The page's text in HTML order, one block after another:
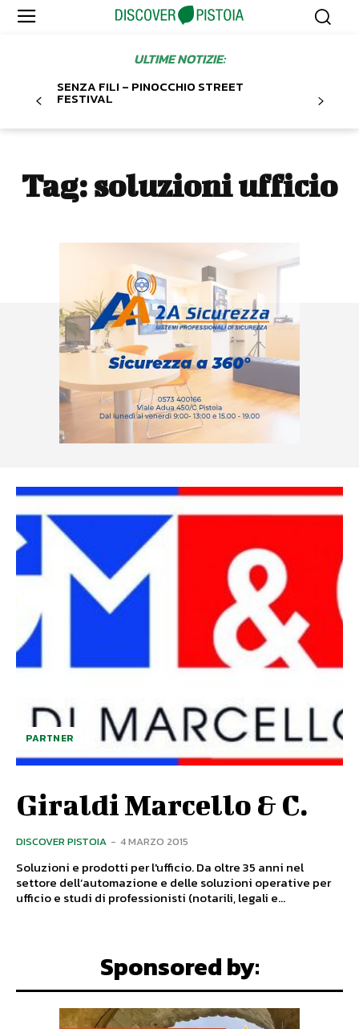
ULTIME NOTIZIE:
SENZA FILI – PINOCCHIO STREET
FESTIVAL
Tag: soluzioni ufficio
PARTNER
Giraldi Marcello & C.
DISCOVER PISTOIA - 4 MARZO 2015
Soluzioni e prodotti per l'ufficio. Da oltre 35 anni nel
settore dell’automazione e delle soluzioni operative per
ufficio e studi di professionisti (notarili, legali e...
Sponsored by: